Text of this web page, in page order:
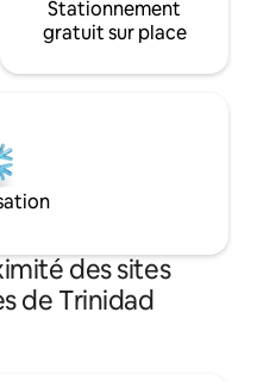
Stationnement
gratuit sur place
des sites
de Trinidad